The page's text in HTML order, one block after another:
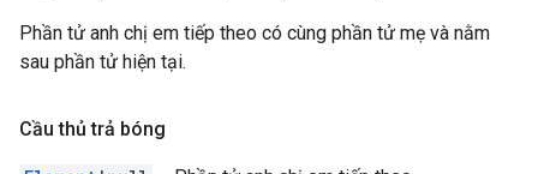
Phần tử anh chị em tiếp theo có cùng phần tử mẹ và nằm
sau phần tử hiện tại.
Cầu thủ trả bóng